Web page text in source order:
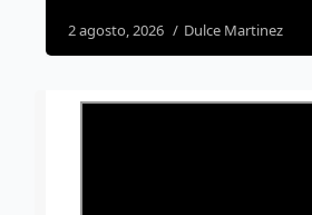
4 agosto, 2026 Daniel Rico